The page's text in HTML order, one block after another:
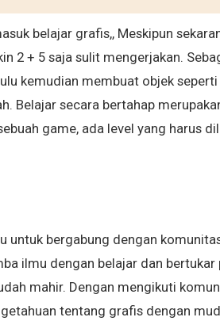
belajar grafis,, Meskipun
2 + 5 saja sulit mengerjakan.
kemudian membuat objek
Belajar secara bertahap
game, ada level yang harus
untuk bergabung dengan
ilmu dengan belajar dan
mahir. Dengan mengikuti
tentang grafis dengan